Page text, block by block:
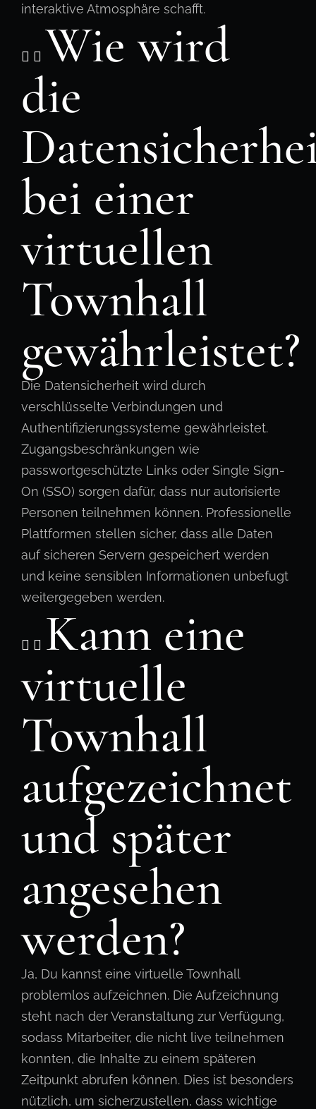
interaktive Atmosphäre schafft.
Wie wird
die
bei einer
virtuellen
Townhall
gewährleistet?
Die Datensicherheit wird durch
verschlüsselte Verbindungen und
Authentifizierungssysteme gewährleistet.
Zugangsbeschränkungen wie
passwortgeschützte Links oder Single Sign-
On (SSO) sorgen dafür, dass nur autorisierte
Personen teilnehmen können. Professionelle
Plattformen stellen sicher, dass alle Daten
auf sicheren Servern gespeichert werden
und keine sensiblen Informationen unbefugt
weitergegeben werden.
Kann eine
virtuelle
Townhall
aufgezeichnet
und später
angesehen
werden?
Ja, Du kannst eine virtuelle Townhall
problemlos aufzeichnen. Die Aufzeichnung
steht nach der Veranstaltung zur Verfügung,
sodass Mitarbeiter, die nicht live teilnehmen
konnten, die Inhalte zu einem späteren
Zeitpunkt abrufen können. Dies ist besonders
nützlich, um sicherzustellen, dass wichtige